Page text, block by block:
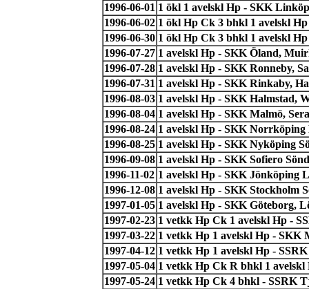
1996-06-01 1 ökl 1 avelskl Hp - SKK
1996-06-02 1 ökl Hp Ck 3 bhkl 1 avelskl
1996-06-30 1 ökl Hp Ck 3 bhkl 1 avelskl
1996-07-27 1 avelskl Hp - SKK Öland,
1996-07-28 1 avelskl Hp - SKK Ronneby,
1996-07-31 1 avelskl Hp - SKK Rinkaby,
1996-08-03 1 avelskl Hp - SKK Halmstad,
1996-08-04 1 avelskl Hp - SKK Malmö,
1996-08-24 1 avelskl Hp - SKK
1996-08-25 1 avelskl Hp - SKK Nyköping
1996-09-08 1 avelskl Hp - SKK Sofiero
1996-11-02 1 avelskl Hp - SKK Jönköping
1996-12-08 1 avelskl Hp - SKK Stockholm
1997-01-05 1 avelskl Hp - SKK Göteborg,
1997-02-23 1 vetkk Hp Ck 1 avelskl Hp -
1997-03-22 1 vetkk Hp 1 avelskl Hp - SKK
1997-04-12 1 vetkk Hp 1 avelskl Hp -
1997-05-04 1 vetkk Hp Ck R bhkl 1 avelskl
1997-05-24 1 vetkk Hp Ck 4 bhkl - SSRK